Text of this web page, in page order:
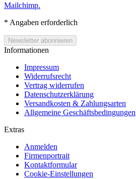
Mailchimp.
* Angaben erforderlich
Informationen
Impressum
Widerrufsrecht
Vertrag widerrufen
Datenschutzerklärung
Versandkosten & Zahlungsarten
Allgemeine Geschäftsbedingungen
Extras
Anmelden
Firmenportrait
Kontaktformular
Cookie-Einstellungen